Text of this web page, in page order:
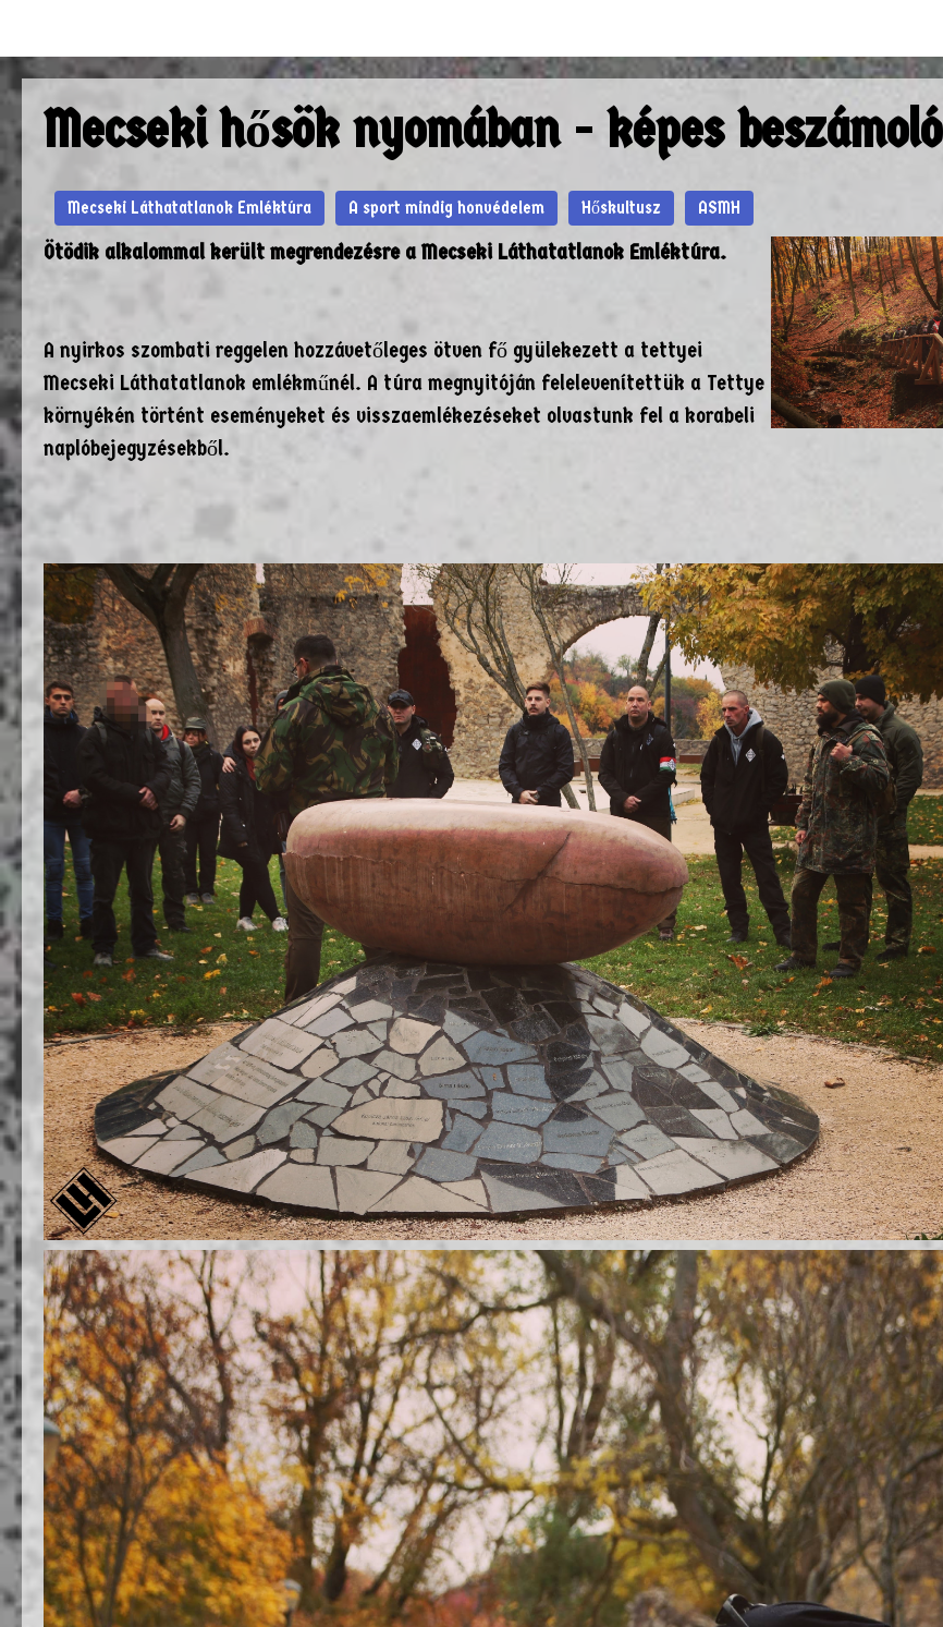
Mecseki hősök nyomában - képes beszámoló
Mecseki Láthatatlanok Emléktúra A sport mindig honvédelem Hőskultusz ASMH
Ötödik alkalommal került megrendezésre a Mecseki Láthatatlanok Emléktúra.
A nyirkos szombati reggelen hozzávetőleges ötven fő gyülekezett a tettyei
Mecseki Láthatatlanok emlékműnél. A túra megnyitóján felelevenítettük a Tettye
környékén történt eseményeket és visszaemlékezéseket olvastunk fel a korabeli
naplóbejegyzésekből.